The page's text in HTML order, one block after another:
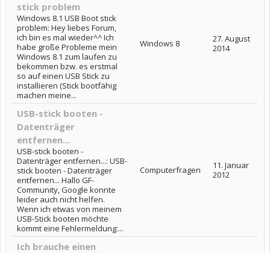
stick problem
Windows 8.1 USB Boot stick
problem: Hey liebes Forum,
ich bin es mal wieder^^ Ich
habe große Probleme mein
Windows 8.1 zum laufen zu
bekommen bzw. es erstmal
so auf einen USB Stick zu
installieren (Stick bootfähig
machen meine...
Windows 8
27. August
2014
USB-stick booten -
Datenträger
entfernen...
USB-stick booten -
Datenträger entfernen...: USB-
stick booten - Datenträger
entfernen... Hallo GF-
Community, Google konnte
leider auch nicht helfen.
Wenn ich etwas von meinem
USB-Stick booten möchte
kommt eine Fehlermeldung:...
Computerfragen
11. Januar
2012
Ich brauche einen